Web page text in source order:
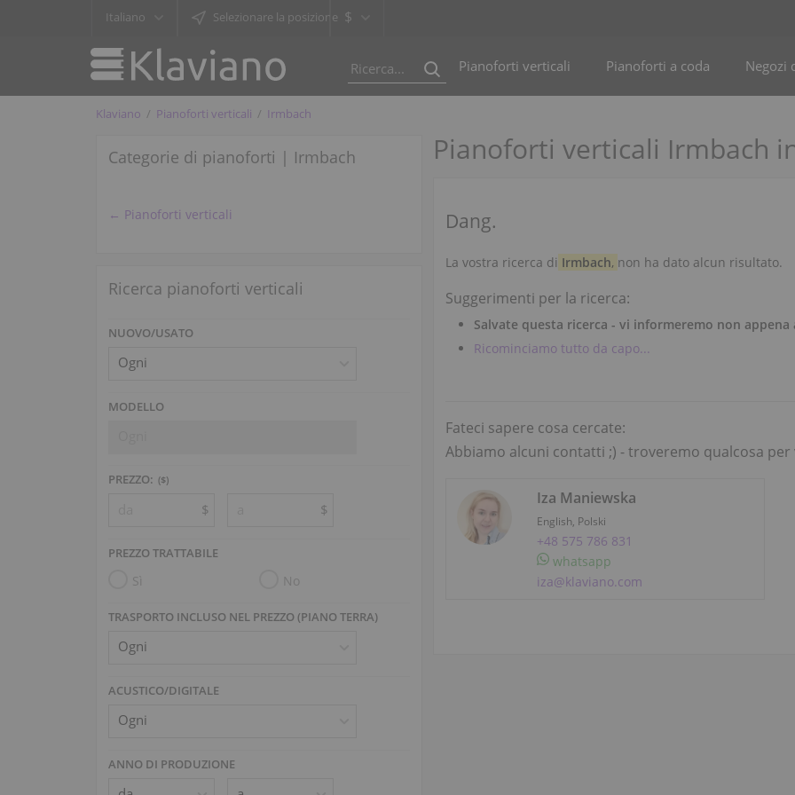
Italiano Selezionare la posizione $
Pianoforti verticali Pianoforti a coda Negozi
Klaviano Pianoforti verticali Irmbach
Categorie di pianoforti | Irmbach
← Pianoforti verticali
Ricerca pianoforti verticali
NUOVO/USATO
MODELLO
PREZZO: ($)
$ $
PREZZO TRATTABILE
Sì No
TRASPORTO INCLUSO NEL PREZZO (PIANO TERRA)
ACUSTICO/DIGITALE
ANNO DI PRODUZIONE
Pianoforti verticali Irmbach
Dang.
La vostra ricerca di Irmbach, non ha dato alcun risultato.
Suggerimenti per la ricerca:
Salvate questa ricerca - vi informeremo non
Ricominciamo tutto da capo...
Fateci sapere cosa cercate:
Abbiamo alcuni contatti ;) - troveremo qualcosa per
Iza Maniewska
English, Polski
+48 575 786 831
whatsapp
iza@klaviano.com